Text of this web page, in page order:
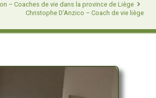
– Coaches de vie dans la province de Liège
Christophe D’Anzico – Coach de vie liège